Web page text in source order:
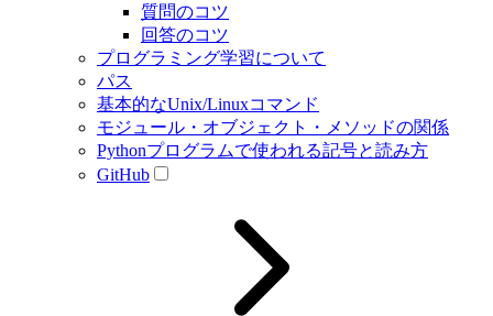
質問のコツ
回答のコツ
プログラミング学習について
パス
基本的なUnix/Linuxコマンド
モジュール・オブジェクト・メソッドの関係
Pythonプログラムで使われる記号と読み方
GitHub